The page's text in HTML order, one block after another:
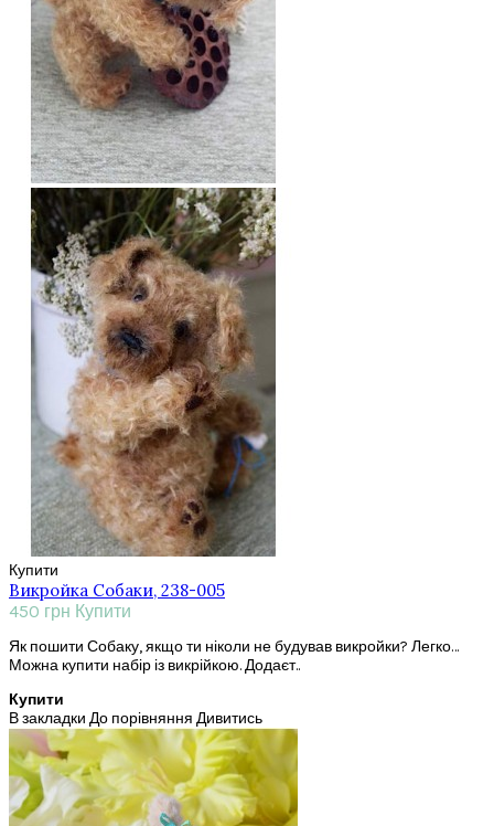
Купити
Викройка Собаки, 238-005
450 грн Купити
Як пошити Собаку, якщо ти ніколи не будував викройки? Легко…
Можна купити набір із викрійкою. Додаєт..
Купити
В закладки До порівняння Дивитись